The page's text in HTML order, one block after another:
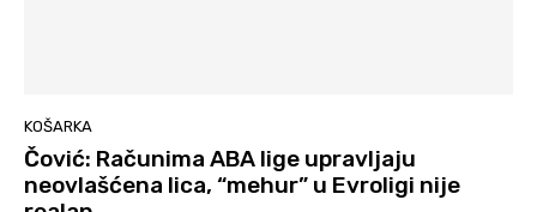
KOŠARKA
Čović: Računima ABA lige upravljaju
neovlašćena lica, “mehur” u Evroligi nije